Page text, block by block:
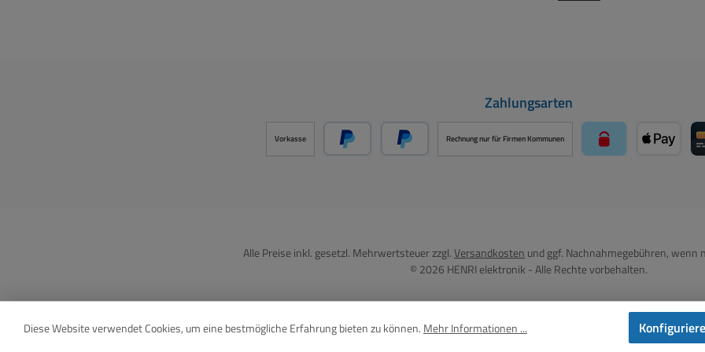
Zahlungsarten
Vorkasse Rechnung nur für Firmen Kommunen
Alle Preise inkl. gesetzl. Mehrwertsteuer zzgl.Versandkosten und ggf. Nachnahmegebühren, wenn
© 2026 HENRI elektronik - Alle Rechte vorbehalten.
Diese Website verwendet Cookies, um eine bestmögliche Erfahrung bieten zu können. Mehr Informationen ...